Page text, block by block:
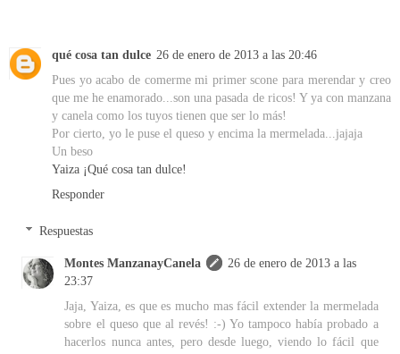
qué cosa tan dulce 26 de enero de 2013 a las 20:46
Pues yo acabo de comerme mi primer scone para merendar y creo
que me he enamorado...son una pasada de ricos! Y ya con manzana
y canela como los tuyos tienen que ser lo más!
Por cierto, yo le puse el queso y encima la mermelada...jajaja
Un beso
Yaiza ¡Qué cosa tan dulce!
Responder
Respuestas
Montes ManzanayCanela
26 de enero de 2013 a las
23:37
Jaja, Yaiza, es que es mucho mas fácil extender la mermelada
sobre el queso que al revés! :-) Yo tampoco había probado a
hacerlos nunca antes, pero desde luego, viendo lo fácil que